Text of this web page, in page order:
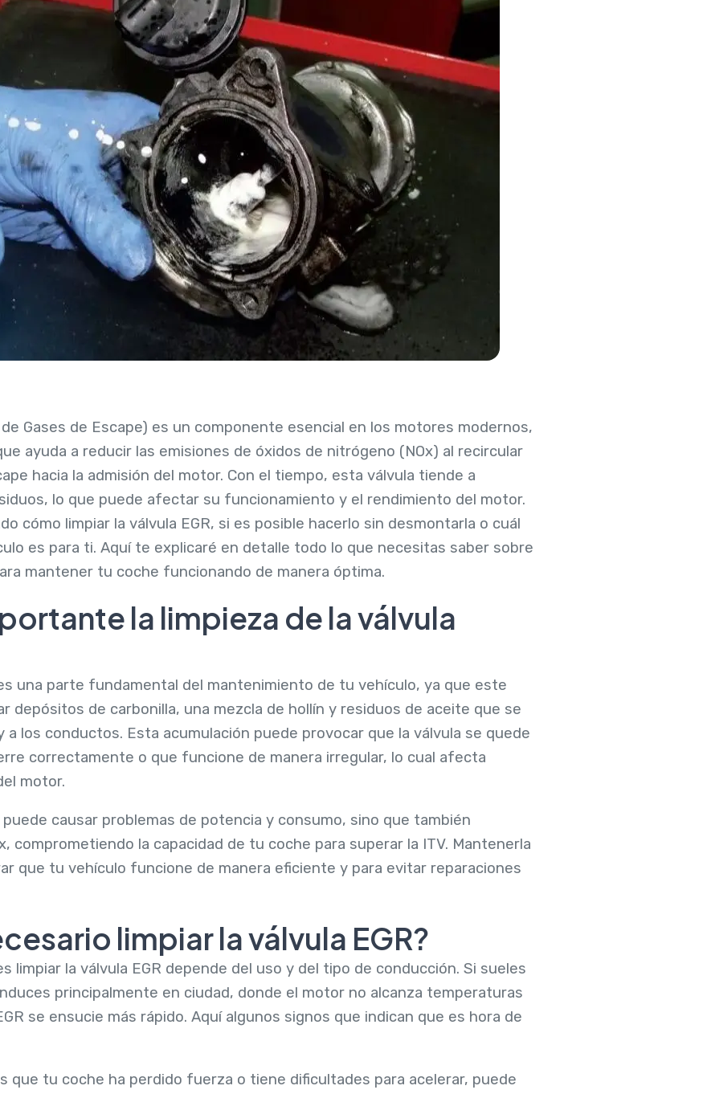
de Gases de Escape) es un componente esencial en los motores modernos,
ayuda a reducir las emisiones de óxidos de nitrógeno (NOx) al recircular
hacia la admisión del motor. Con el tiempo, esta válvula tiende a
lo que puede afectar su funcionamiento y el rendimiento del motor.
cómo limpiar la válvula EGR, si es posible hacerlo sin desmontarla o cuál
es para ti. Aquí te explicaré en detalle todo lo que necesitas saber sobre
mantener tu coche funcionando de manera óptima.
la limpieza de la válvula
una parte fundamental del mantenimiento de tu vehículo, ya que este
depósitos de carbonilla, una mezcla de hollín y residuos de aceite que se
a los conductos. Esta acumulación puede provocar que la válvula se quede
correctamente o que funcione de manera irregular, lo cual afecta
motor.
puede causar problemas de potencia y consumo, sino que también
comprometiendo la capacidad de tu coche para superar la ITV. Mantenerla
que tu vehículo funcione de manera eficiente y para evitar reparaciones
limpiar la válvula EGR?
limpiar la válvula EGR depende del uso y del tipo de conducción. Si sueles
principalmente en ciudad, donde el motor no alcanza temperaturas
se ensucie más rápido. Aquí algunos signos que indican que es hora de
que tu coche ha perdido fuerza o tiene dificultades para acelerar, puede